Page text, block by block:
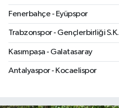
Fenerbahçe - Eyüpspor
Trabzonspor - Gençlerbirliği S.K.
Kasımpaşa - Galatasaray
Antalyaspor - Kocaelispor